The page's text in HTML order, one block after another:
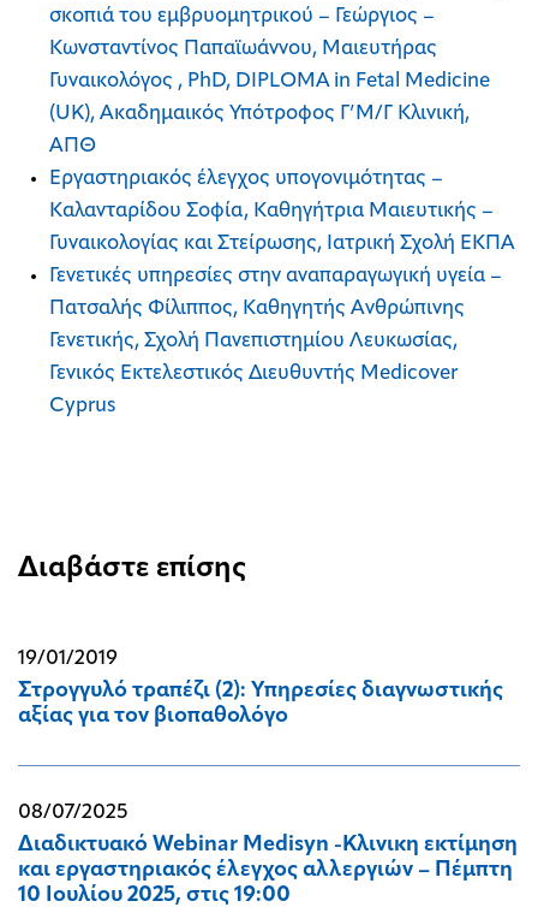
σκοπιά του εμβρυομητρικού – Γεώργιος –
Κωνσταντίνος Παπαϊωάννου, Μαιευτήρας
Γυναικολόγος , PhD, DIPLOMA in Fetal Medicine
(UK), Ακαδημαικός Υπότροφος Γ’Μ/Γ Κλινική,
ΑΠΘ
Εργαστηριακός έλεγχος υπογονιμότητας –
Καλανταρίδου Σοφία, Καθηγήτρια Μαιευτικής –
Γυναικολογίας και Στείρωσης, Ιατρική Σχολή ΕΚΠΑ
Γενετικές υπηρεσίες στην αναπαραγωγική υγεία –
Πατσαλής Φίλιππος, Καθηγητής Ανθρώπινης
Γενετικής, Σχολή Πανεπιστημίου Λευκωσίας,
Γενικός Εκτελεστικός Διευθυντής Medicover
Cyprus
Διαβάστε επίσης
19/01/2019
Στρογγυλό τραπέζι (2): Υπηρεσίες διαγνωστικής
αξίας για τον βιοπαθολόγο
08/07/2025
Διαδικτυακό Webinar Medisyn -Kλινικη εκτίμηση
και εργαστηριακός έλεγχος αλλεργιών – Πέμπτη
10 Ιουλίου 2025, στις 19:00